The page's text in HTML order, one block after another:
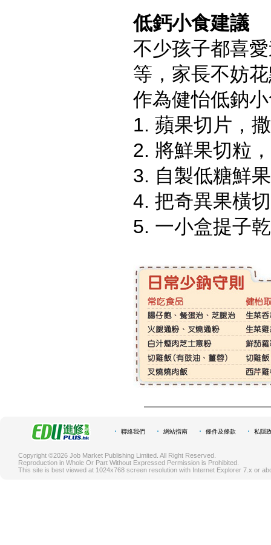
低鈣小食建議
不少孩子都喜
等，家長不妨
作為健怡低鈉
1. 蘋果切片，
2. 將鮮果切粒
3. 自製低糖鮮
4. 把奇異果橫
5. 一小盒提子
聯絡我們 網站指南 條件及條款 私隱
Copyright ©2026 Job Market Publishing Limited. All Right Reserved.
Reproduction in Whole Or Part Without Expressed Permission is Prohibited.
This site is best viewed at 1024x768 screen resolution with Internet Explorer 7.x or